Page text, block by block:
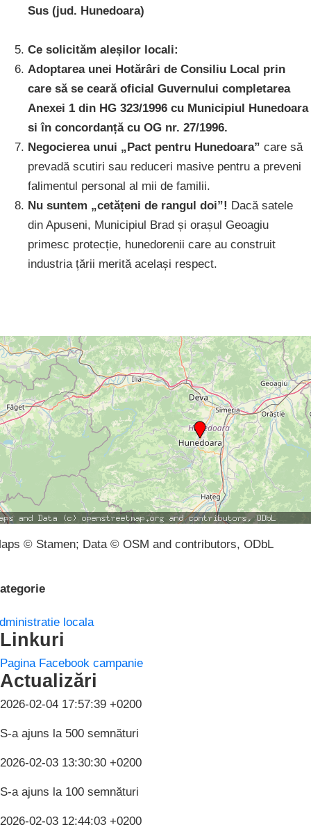
Sus (jud. Hunedoara)
Ce solicităm aleșilor locali:
Adoptarea unei Hotărâri de Consiliu Local prin
care să se ceară oficial Guvernului completarea
Anexei 1 din HG 323/1996 cu Municipiul Hunedoara
si în concordanță cu OG nr. 27/1996.
Negocierea unui „Pact pentru Hunedoara” care să
prevadă scutiri sau reduceri masive pentru a preveni
falimentul personal al mii de familii.
Nu suntem „cetățeni de rangul doi”! Dacă satele
din Apuseni, Municipiul Brad și orașul Geoagiu
primesc protecție, hunedorenii care au construit
industria țării merită același respect.
© Stamen; Data © OSM and contributors, ODbL
locala
Linkuri
Pagina Facebook campanie
Actualizări
2026-02-04 17:57:39 +0200
S-a ajuns la 500 semnături
2026-02-03 13:30:30 +0200
S-a ajuns la 100 semnături
2026-02-03 12:44:03 +0200